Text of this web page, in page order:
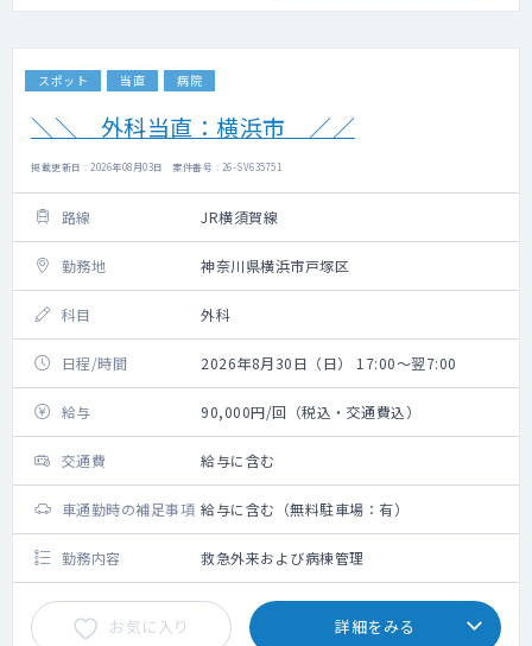
スポット 当直 病院
＼＼ 外科当直：横浜市 ／／
掲載更新日 : 2026年08月03日 案件番号 : 26-SV635751
路線 JR横須賀線
勤務地 神奈川県横浜市戸塚区
科目 外科
日程/時間 2026年8月30日（日） 17:00～翌7:00
給与 90,000円/回（税込・交通費込）
交通費 給与に含む
車通勤時の補足事項 給与に含む（無料駐車場：有）
勤務内容 救急外来および病棟管理
お気に入り 詳細をみる